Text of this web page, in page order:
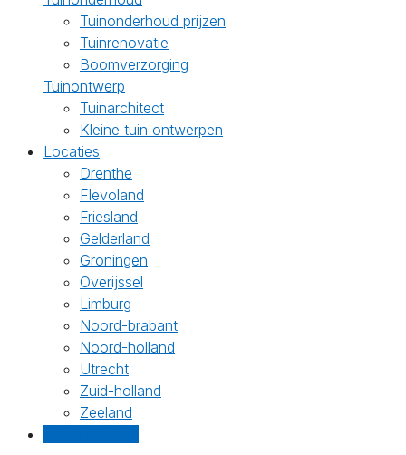
Tuinonderhoud prijzen
Tuinrenovatie
Boomverzorging
Tuinontwerp
Tuinarchitect
Kleine tuin ontwerpen
Locaties
Drenthe
Flevoland
Friesland
Gelderland
Groningen
Overijssel
Limburg
Noord-brabant
Noord-holland
Utrecht
Zuid-holland
Zeeland